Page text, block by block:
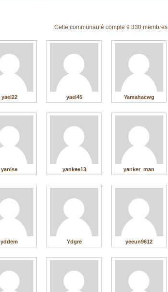
Cette communauté compte 9 330 membres
yael22 yael45 Yamahacwg
yanise yankee13 yanker_man
yddem Ydgre yeeun9612